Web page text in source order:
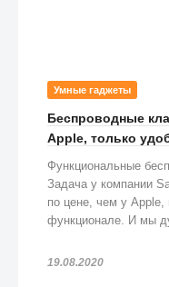
Умные гаджеты
Беспроводные
Apple, только
Функциональные
Задача у компании
по цене, чем у Apple,
функционале. И мы
19.08.2020